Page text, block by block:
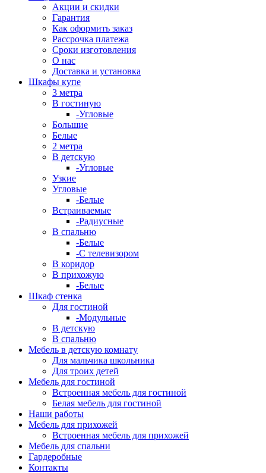
Акции и скидки
Гарантия
Как оформить заказ
Рассрочка платежа
Сроки изготовления
О нас
Доставка и установка
Шкафы купе
3 метра
В гостиную
-Угловые
Большие
Белые
2 метра
В детскую
-Угловые
Узкие
Угловые
-Белые
Встраиваемые
-Радиусные
В спальню
-Белые
-С телевизором
В коридор
В прихожую
-Белые
Шкаф стенка
Для гостиной
-Модульные
В детскую
В спальню
Мебель в детскую комнату
Для мальчика школьника
Для троих детей
Мебель для гостиной
Встроенная мебель для гостиной
Белая мебель для гостиной
Наши работы
Мебель для прихожей
Встроенная мебель для прихожей
Мебель для спальни
Гардеробные
Контакты